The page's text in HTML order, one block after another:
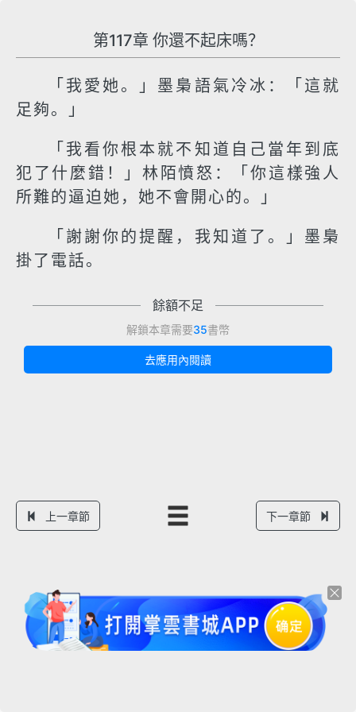
第117章 你還不起床嗎？
「我愛她。」墨梟語氣冷冰：「這就
足夠。」
「我看你根本就不知道自己當年到底
犯了什麼錯！」林陌憤怒：「你這樣強人
所難的逼迫她，她不會開心的。」
「謝謝你的提醒，我知道了。」墨梟
掛了電話。
餘額不足
解鎖本章需要35書幣
去應用內閱讀
上一章節 下一章節